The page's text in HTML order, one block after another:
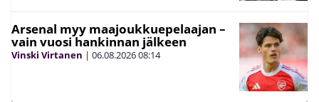
Arsenal myy maajoukkuepelaajan –
vain vuosi hankinnan jälkeen
Vinski Virtanen | 06.08.202608:14